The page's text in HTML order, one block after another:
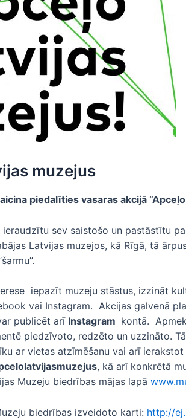
muzejus
piedalīties vasaras akcijā
sev saistošo un pastāstītu
Latvijas muzejos, kā Rīgā, tā
iepazīt muzeju stāstus, izzināt
vai Instagram. Akcijas galvenā
publicēt arī Instagram kontā.
piedzīvoto, redzēto un uzzināto.
ar vietas atzīmēšanu vai arī
, kā arī konkrētā
Muzeju biedrības mājas lapā
biedrības izveidoto karti: http://